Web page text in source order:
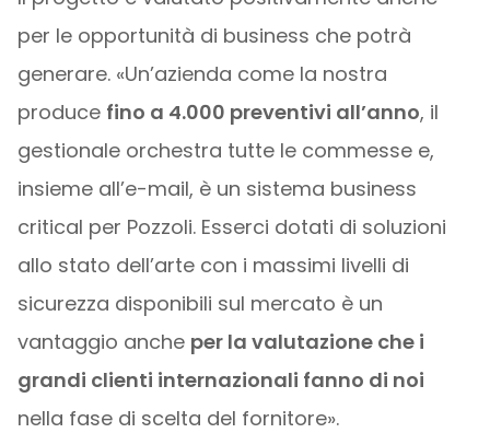
per le opportunità di business che potrà
generare. «Un’azienda come la nostra
produce fino a 4.000 preventivi all’anno, il
gestionale orchestra tutte le commesse e,
insieme all’e-mail, è un sistema business
critical per Pozzoli. Esserci dotati di soluzioni
allo stato dell’arte con i massimi livelli di
sicurezza disponibili sul mercato è un
vantaggio anche per la valutazione che i
grandi clienti internazionali fanno di noi
nella fase di scelta del fornitore».